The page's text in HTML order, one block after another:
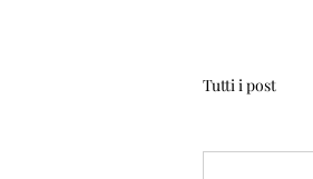
Tutti i post